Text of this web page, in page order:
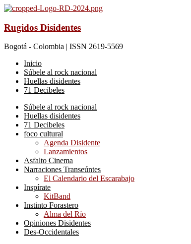
Rugidos Disidentes
Bogotá - Colombia | ISSN 2619-5569
Inicio
Súbele al rock nacional
Huellas disidentes
71 Decibeles
Súbele al rock nacional
Huellas disidentes
71 Decibeles
foco cultural
Agenda Disidente
Lanzamientos
Asfalto Cinema
Narraciones Transeúntes
El Calendario del Escarabajo
Inspírate
KitBand
Instinto Forastero
Alma del Río
Opiniones Disidentes
Des-Occidentales